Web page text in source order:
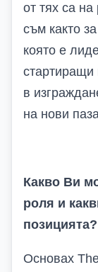
от тях са
съм както
която е
стартиращи
в
на нови
Какво Ви
роля и
позицията?
Основах